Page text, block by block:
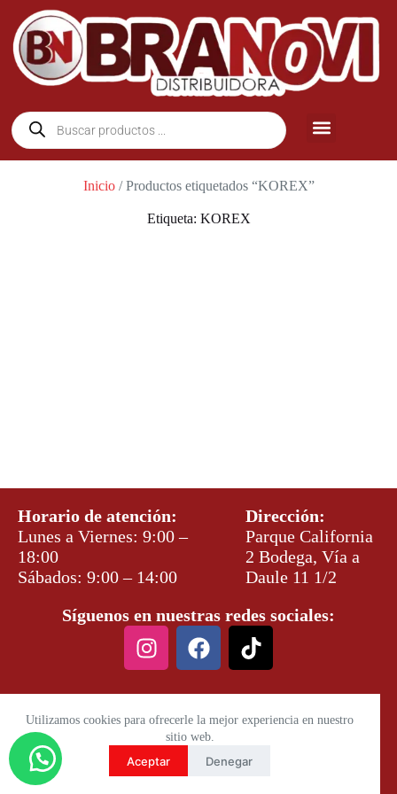
Utilizamos cookies para ofrecerle la mejor experiencia en nuestro
sitio web.
Aceptar Denegar
Inicio/ Productos etiquetados “KOREX”
Etiqueta: KOREX
Horario de atención:
Lunes a Viernes: 9:00 –
18:00
Sábados: 9:00 – 14:00
Dirección:
Parque California
2 Bodega, Vía a
Daule 11 1/2
Síguenos en nuestras redes sociales: